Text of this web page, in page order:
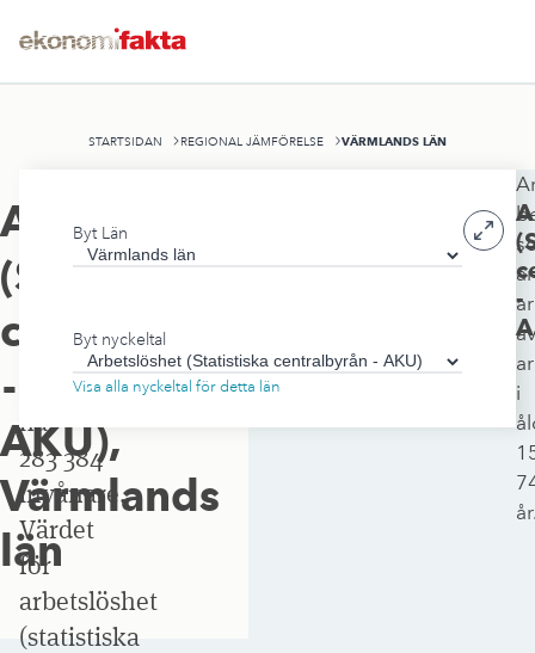
STARTSIDAN REGIONAL JÄMFÖRELSE VÄRMLANDS LÄN
Arbetslöshet
(Statistiska
centralbyrån
-
AKU),
Värmlands
län
omfattar
kvadratkilometer
har
283 384
invånare.
Värdet
för
arbetslöshet
(statistiska
Byt Län
Byt nyckeltal
Visa alla nyckeltal för detta län
-
av
i